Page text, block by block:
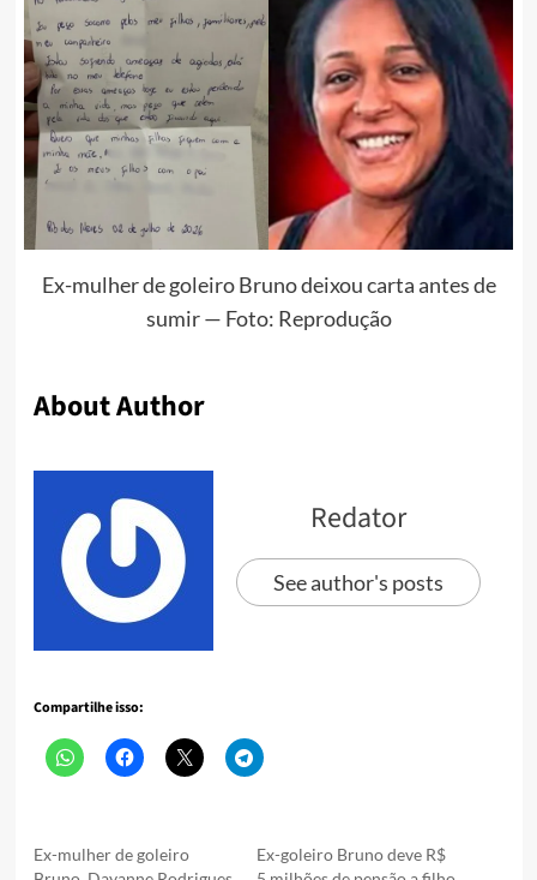
Ex-mulher de goleiro Bruno deixou carta antes de
sumir — Foto: Reprodução
About Author
Redator
See author's posts
Compartilhe isso:
Ex-mulher de goleiro
Ex-goleiro Bruno deve R$